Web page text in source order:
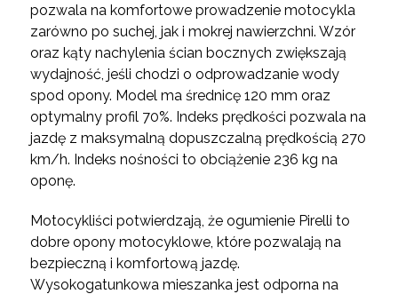
pozwala na komfortowe prowadzenie motocykla
zarówno po suchej, jak i mokrej nawierzchni. Wzór
oraz kąty nachylenia ścian bocznych zwiększają
wydajność, jeśli chodzi o odprowadzanie wody
spod opony. Model ma średnicę 120 mm oraz
optymalny profil 70%. Indeks prędkości pozwala na
jazdę z maksymalną dopuszczalną prędkością 270
km/h. Indeks nośności to obciążenie 236 kg na
oponę.
Motocykliści potwierdzają, że ogumienie Pirelli to
dobre opony motocyklowe, które pozwalają na
bezpieczną i komfortową jazdę.
Wysokogatunkowa mieszanka jest odporna na